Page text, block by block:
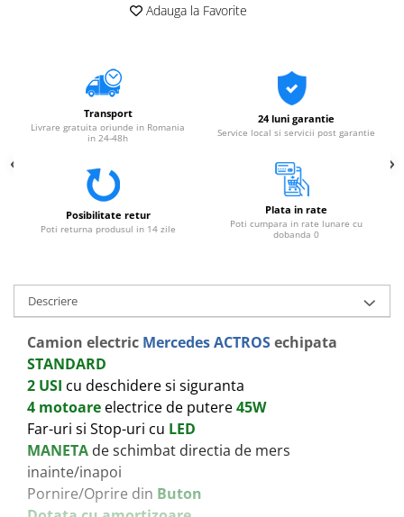
Adauga la Favorite
Transport
Livrare gratuita oriunde in Romania
in 24-48h
24 luni garantie
Service local si servicii post garantie
Posibilitate retur
Poti returna produsul in 14 zile
Plata in rate
Poti cumpara in rate lunare cu
dobanda 0
Descriere
Camion electric Mercedes ACTROSechipata
STANDARD
2 USI cu deschidere si siguranta
4 motoare electrice de putere45W
Far-uri si Stop-uri cu LED
MANETA de schimbat directia de mers
inainte/inapoi
Pornire/Oprire din Buton